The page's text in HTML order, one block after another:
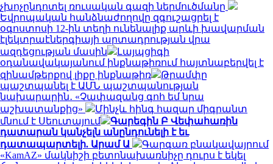
չխոչընդոտել ռուսական գազի ներմուծմանը
Եվրոպական հանձնաժողովը զգուշացրել է
օգոստոսի 12-ին տեղի ունենալիք արևի խավարման
էլեկտրաէներգիայի արտադրության վրա
ազդեցության մասին
Լայպցիգի
օդանավակայանում ինքնաթիռում հայտնաբերվել է
զինամթերքով լիքը ինքնաթիռ
Թրամփը
պաշտպանել է ԱՄՆ պաշտպանության
նախարարին․ «Չափազանց գոհ եմ նրա
աշխատանքից»
Մինչև հինգ հազար միգրանտ
մնում է Սեուտայում
Գարեգին Բ Վեփահառին
դատարան կանչելն անընդունելի է եւ
դատապարտելի. Արամ Ա
Գարգառ բնակավայրում
«KamAZ» մակնիշի բետոնախառնիչը դուրս է եկել